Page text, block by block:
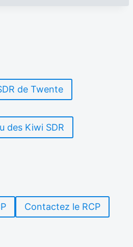
de Twente
des Kiwi SDR
Contactez le RCP